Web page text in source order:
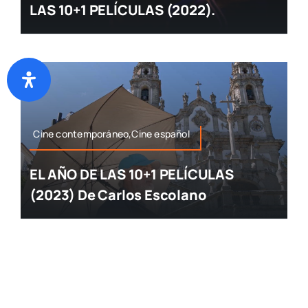
LAS 10+1 PELÍCULAS (2022).
Cine contemporáneo,Cine español
EL AÑO DE LAS 10+1 PELÍCULAS
(2023) De Carlos Escolano